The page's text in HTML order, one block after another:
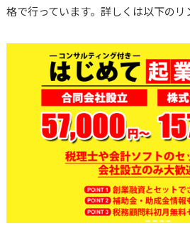
格で行っています。詳しくは以下のリ